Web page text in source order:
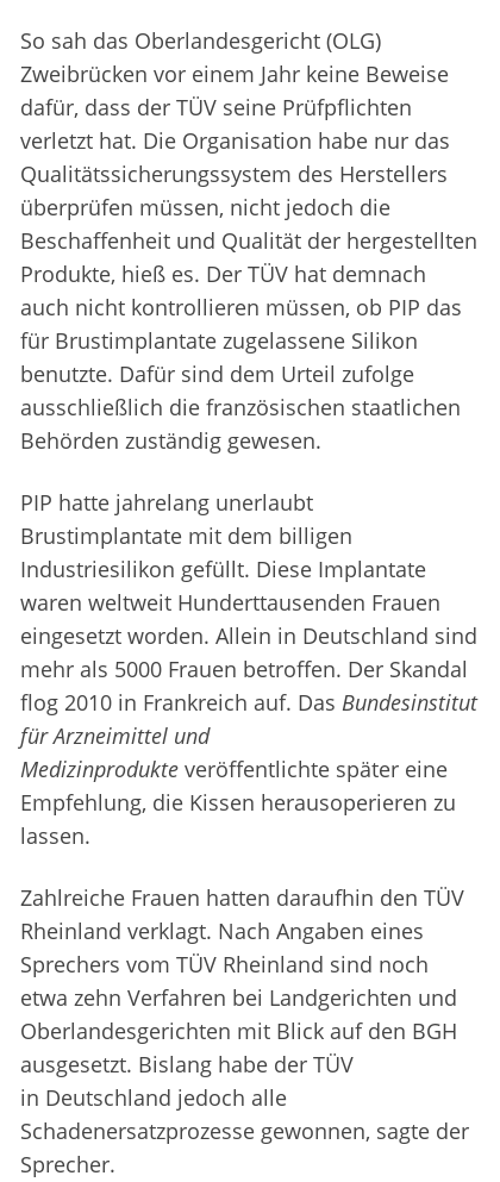
So sah das Oberlandesgericht (OLG)
Zweibrücken vor einem Jahr keine Beweise
dafür, dass der TÜV seine Prüfpflichten
verletzt hat. Die Organisation habe nur das
Qualitätssicherungssystem des Herstellers
überprüfen müssen, nicht jedoch die
Beschaffenheit und Qualität der hergestellten
Produkte, hieß es. Der TÜV hat demnach
auch nicht kontrollieren müssen, ob PIP das
für Brustimplantate zugelassene Silikon
benutzte. Dafür sind dem Urteil zufolge
ausschließlich die französischen staatlichen
Behörden zuständig gewesen.
PIP hatte jahrelang unerlaubt
Brustimplantate mit dem billigen
Industriesilikon gefüllt. Diese Implantate
waren weltweit Hunderttausenden Frauen
eingesetzt worden. Allein in Deutschland sind
mehr als 5000 Frauen betroffen. Der Skandal
flog 2010 in Frankreich auf. Das Bundesinstitut
für Arzneimittel und
Medizinprodukte veröffentlichte später eine
Empfehlung, die Kissen herausoperieren zu
lassen.
Zahlreiche Frauen hatten daraufhin den TÜV
Rheinland verklagt. Nach Angaben eines
Sprechers vom TÜV Rheinland sind noch
etwa zehn Verfahren bei Landgerichten und
Oberlandesgerichten mit Blick auf den BGH
ausgesetzt. Bislang habe der TÜV
in Deutschland jedoch alle
Schadenersatzprozesse gewonnen, sagte der
Sprecher.